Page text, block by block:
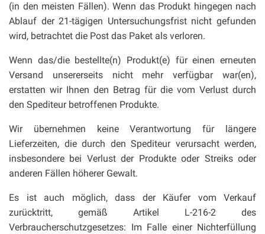
(in den meisten Fällen). Wenn das Produkt hingegen nach
Ablauf der 21-tägigen Untersuchungsfrist nicht gefunden
wird, betrachtet die Post das Paket als verloren.
Wenn das/die bestellte(n) Produkt(e) für einen erneuten
Versand unsererseits nicht mehr verfügbar war(en),
erstatten wir Ihnen den Betrag für die vom Verlust durch
den Spediteur betroffenen Produkte.
Wir übernehmen keine Verantwortung für längere
Lieferzeiten, die durch den Spediteur verursacht werden,
insbesondere bei Verlust der Produkte oder Streiks oder
anderen Fällen höherer Gewalt.
Es ist auch möglich, dass der Käufer vom Verkauf
zurücktritt, gemäß Artikel L-216-2 des
Verbraucherschutzgesetzes: Im Falle einer Nichterfüllung